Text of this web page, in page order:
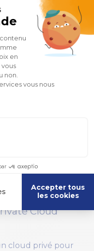
de solutions,
encore plus
comptons sur
et nous voulons
possibles de
envoyant des
plus d’actions.
Cloud
cloud privé pour